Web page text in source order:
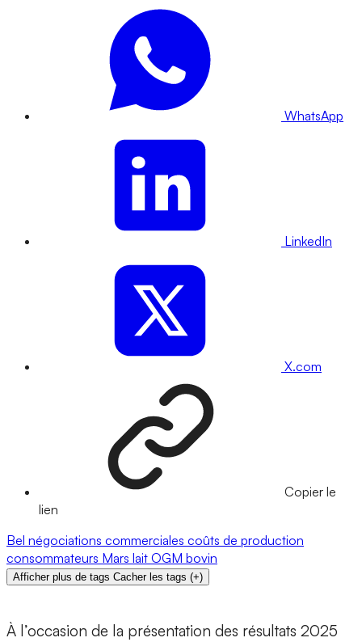
WhatsApp
LinkedIn
X.com
Copier le
lien
Bel négociations commerciales coûts de production
consommateurs Mars lait OGM bovin
Afficher plus de tags Cacher les tags (+)
À l’occasion de la présentation des résultats 2025